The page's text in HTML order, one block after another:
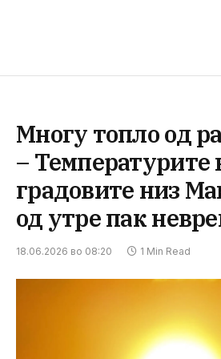
Многу топло од
– Температурите
градовите низ
од утре пак
18.06.2026 во 08:20 1 Min Read